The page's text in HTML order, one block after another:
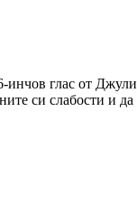
инчов глас от
си слабости и да